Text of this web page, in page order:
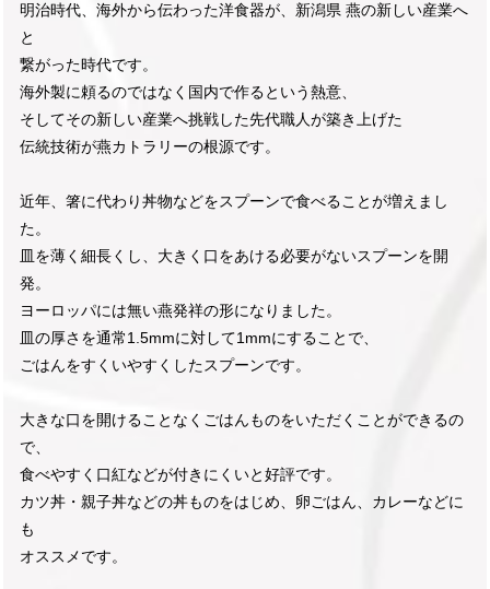
明治時代、海外から伝わった洋食器が、新潟県 燕の新しい産業へ
と
繋がった時代です。
海外製に頼るのではなく国内で作るという熱意、
そしてその新しい産業へ挑戦した先代職人が築き上げた
伝統技術が燕カトラリーの根源です。
近年、箸に代わり丼物などをスプーンで食べることが増えまし
た。
皿を薄く細長くし、大きく口をあける必要がないスプーンを開
発。
ヨーロッパには無い燕発祥の形になりました。
皿の厚さを通常1.5mmに対して1mmにすることで、
ごはんをすくいやすくしたスプーンです。
大きな口を開けることなくごはんものをいただくことができるの
で、
食べやすく口紅などが付きにくいと好評です。
カツ丼・親子丼などの丼ものをはじめ、卵ごはん、カレーなどに
も
オススメです。